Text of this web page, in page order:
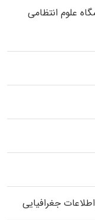
ﻋﻠﻮم انتظامی
جغرافیایی